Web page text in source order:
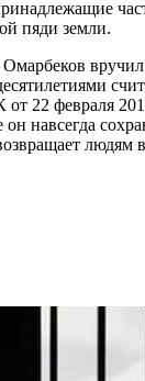
пяди земли.
22 февраля
навсегда
людям